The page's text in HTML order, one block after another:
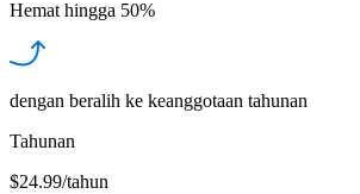
Hemat hingga 50%
dengan beralih ke keanggotaan tahunan
Tahunan
$24.99/tahun